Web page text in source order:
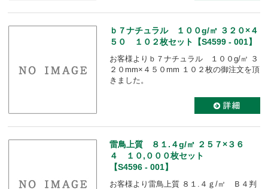
ｂ７ナチュラル １００g/㎡ ３２０×４
５０ １０２枚セット【S4599 - 001】
お客様よりｂ７ナチュラル １００g/㎡ ３
２０mm×４５０mm １０２枚の御注文を頂
きました。
雷鳥上質 ８１.４g/㎡ ２５７×３６
４ １０,０００枚セット
【S4596 - 001】
お客様より雷鳥上質 ８１.４ｇ/㎡ Ｂ４判